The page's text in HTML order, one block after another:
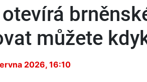
otevírá
můžete
2026, 16:10